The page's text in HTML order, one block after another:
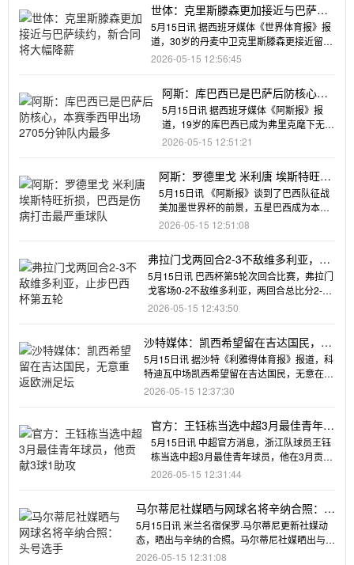
世体：克里斯滕森更加接近与巴萨续
约，新合同将大幅降薪
5月15日讯 据西班牙媒体《世界体育报》报
道，30岁的丹麦中卫克里斯滕森更接近留在
巴萨了，尽管几周前
2026-05-15 12:56:45
阿斯：库巴西已是巴萨后防核心，
本赛季西甲出场2705分钟队内最多
5月15日讯 据西班牙媒体《阿斯报》报
道，19岁的库巴西已成为弗里克麾下无可
撼动的后防核心，本赛季西
2026-05-15 12:51:21
阿斯：罗德里戈 米利唐 埃斯特旺折
损，巴西是伤病打击最严重球队
5月15日讯 《阿斯报》谈到了巴西队征战
美加墨世界杯的前景，五星巴西成为本届
赛事受伤病打击最严重的球
2026-05-15 12:51:08
弗拉门戈两回合2-3不敌维多利亚，止
步巴西杯第五轮
5月15日讯 巴西杯第5轮次回合比赛，弗拉门
戈客场0-2不敌维多利亚，两回合总比分2-3
出局。首回合
2026-05-15 12:43:50
沙特媒体：凯西希望留在吉达国民，无
意重返欧洲足坛
5月15日讯 据沙特《利雅得体育报》报道，科
特迪瓦中场凯西希望留在吉达国民，无意在今
夏重返欧洲。此前
2026-05-15 12:37:30
官方：王钰栋当选中超3月最佳青年球
员，他贡献3球1助攻
5月15日讯 中超官方消息，浙江队球员王钰
栋当选中超3月最佳青年球员，他在3月贡献
3球1助攻。王钰栋
2026-05-15 12:31:44
马尔蒂尼社媒晒与网球名将辛纳合照：头
号选手
5月15日讯 米兰名宿保罗·马尔蒂尼更新社媒动
态，晒出与辛纳的合照。马尔蒂尼社媒晒出与意
大利网球名将
2026-05-15 12:31:08